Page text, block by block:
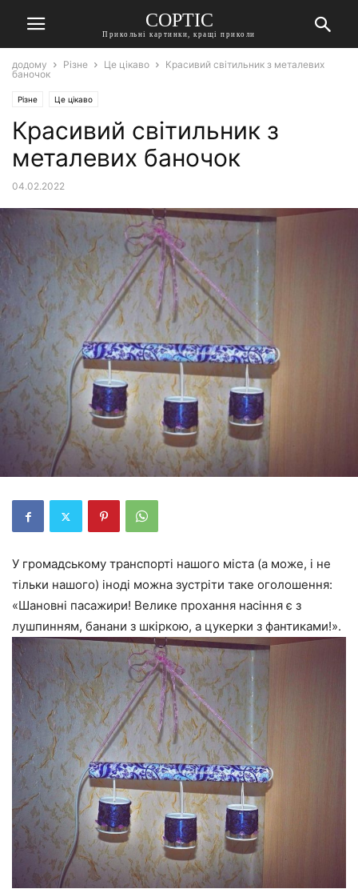
СОРТІС
Прикольні картинки, кращі приколи
додому Різне Це цікаво
Красивий світильник з металевих
баночок
Різне Це цікаво
Красивий світильник з
металевих баночок
04.02.2022
У громадському транспорті нашого міста (а може, і не
тільки нашого) іноді можна зустріти таке оголошення:
«Шановні пасажири! Велике прохання насіння є з
лушпинням, банани з шкіркою, а цукерки з фантиками!».